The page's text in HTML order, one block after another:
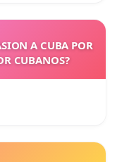
A CUBA POR
CUBANOS?